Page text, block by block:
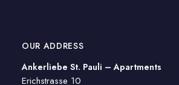
OUR ADDRESS
Ankerliebe St. Pauli – Apartments
Erichstrasse 10